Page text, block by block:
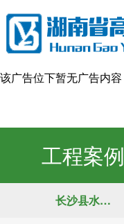
该广告位下暂无广告内容
工程案例
长沙县水…